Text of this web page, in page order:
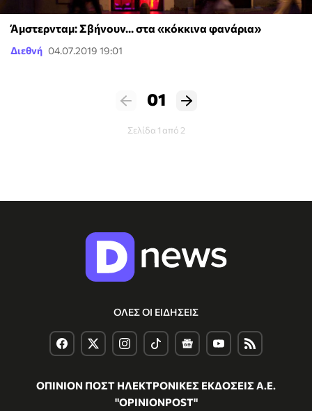
Άμστερνταμ: Σβήνουν... στα «κόκκινα φανάρια»
Διεθνή 04.07.2019 19:01
01
Σελίδα 1 από 2
ΟΛΕΣ ΟΙ ΕΙΔΗΣΕΙΣ
ΟΠΙΝΙΟΝ ΠΟΣΤ ΗΛΕΚΤΡΟΝΙΚΕΣ ΕΚΔΟΣΕΙΣ Α.Ε.
"OPINIONPOST"